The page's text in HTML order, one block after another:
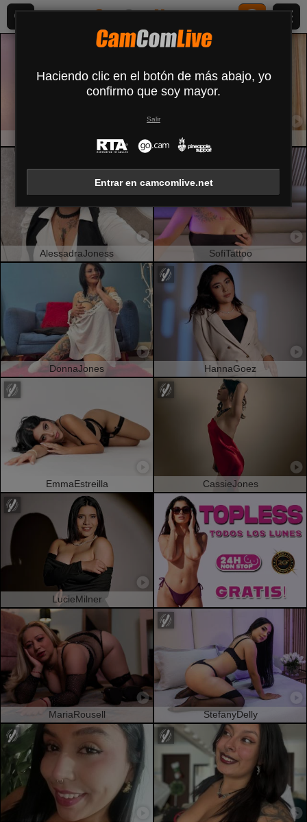
ElodieGardner
AlessadraJoness SofiTattoo
DonnaJones HannaGoez
EmmaEstreilla CassieJones
LucieMilner
MariaRousell StefanyDelly
Haciendo clic en el botón de más abajo, yo
confirmo que soy mayor.
Salir
Entrar en camcomlive.net